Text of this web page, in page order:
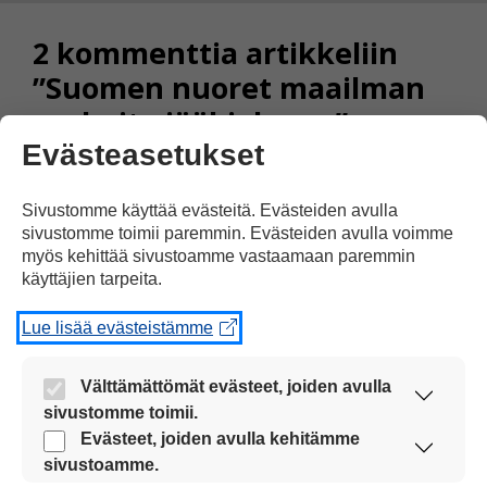
2 kommenttia artikkeliin
”Suomen nuoret maailman
parhaita jääkiekossa”
Aleksandr Andro
07.01.2019 klo 13:24
Onneksi olkoon
Vastaa
Evästeasetukset
Sivustomme käyttää evästeitä. Evästeiden avulla
sivustomme toimii paremmin. Evästeiden avulla voimme
myös kehittää sivustoamme vastaamaan paremmin
käyttäjien tarpeita.
Lue lisää evästeistämme
Välttämättömät evästeet, joiden avulla
sivustomme toimii.
Nämä evästeet ovat aina käytössä, jotta
sivustoamme voi käyttää sujuvasti ja turvallisesti.
Evästeet, joiden avulla kehitämme
sivustoamme.